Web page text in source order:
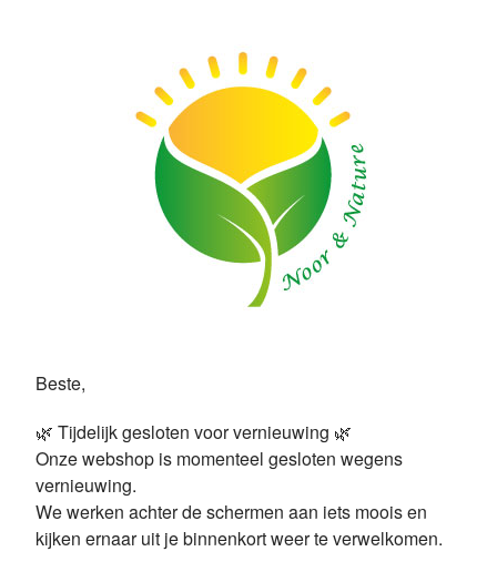
Beste,
🌿 Tijdelijk gesloten voor vernieuwing 🌿
Onze webshop is momenteel gesloten wegens
vernieuwing.
We werken achter de schermen aan iets moois en
kijken ernaar uit je binnenkort weer te verwelkomen.